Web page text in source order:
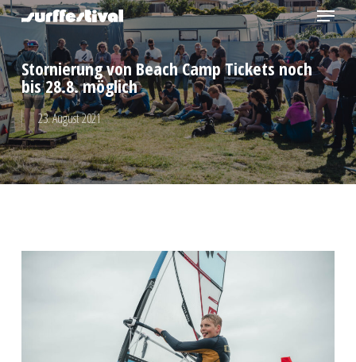
Skip
main
content
Menu
Stornierung von Beach Camp Tickets noch
bis 28.8. möglich
23. August 2021
Close
Menu